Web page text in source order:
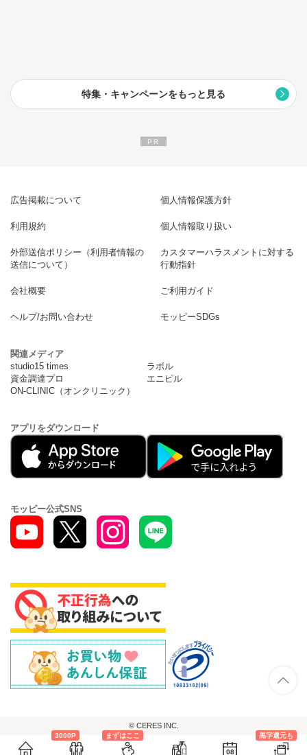
3000P まずはここ
08
黒字還元も
特集・キャンペーンをもっと見る
広告掲載について 個人情報保護方針
利用規約 個人情報取り扱い
外部送信ポリシー（利用者情報の
送信について）
カスタマーハラスメントに対する
行動指針
会社概要 ご利用ガイド
ヘルプ/お問い合わせ モッピーSDGs
関連メディア
studio15 times
ラボル
資金調達プロ
エニピル
ON-CLINIC（オンクリニック）
アプリをダウンロード
モッピー公式SNS
© CERES INC.